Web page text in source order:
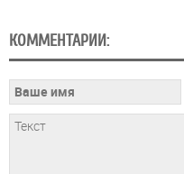
КОММЕНТАРИИ: